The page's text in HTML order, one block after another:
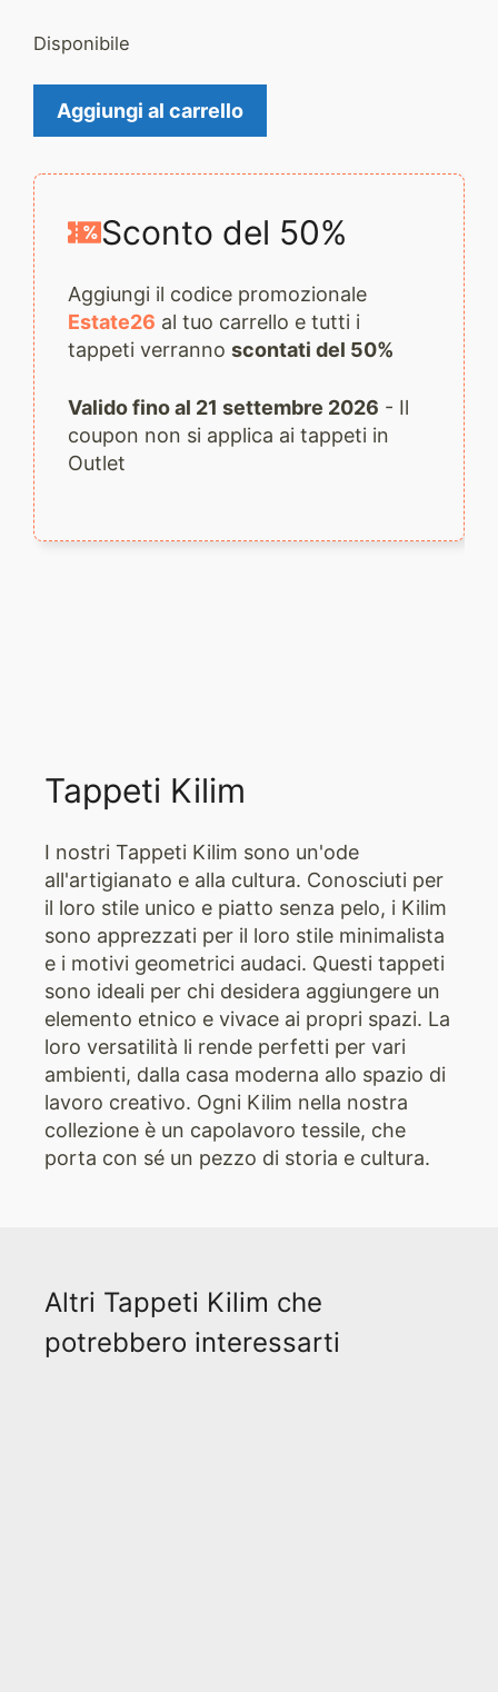
Disponibile
Sumak
quantità
Aggiungi al carrello
Sconto del 50%
Aggiungi il codice promozionale
Estate26 al tuo carrello e tutti i
tappeti verranno scontati del 50%
Valido fino al 21 settembre 2026 - Il
coupon non si applica ai tappeti in
Outlet
Tappeti Kilim
I nostri Tappeti Kilim sono un'ode
all'artigianato e alla cultura. Conosciuti per
il loro stile unico e piatto senza pelo, i Kilim
sono apprezzati per il loro stile minimalista
e i motivi geometrici audaci. Questi tappeti
sono ideali per chi desidera aggiungere un
elemento etnico e vivace ai propri spazi. La
loro versatilità li rende perfetti per vari
ambienti, dalla casa moderna allo spazio di
lavoro creativo. Ogni Kilim nella nostra
collezione è un capolavoro tessile, che
porta con sé un pezzo di storia e cultura.
Altri Tappeti Kilim che
potrebbero interessarti